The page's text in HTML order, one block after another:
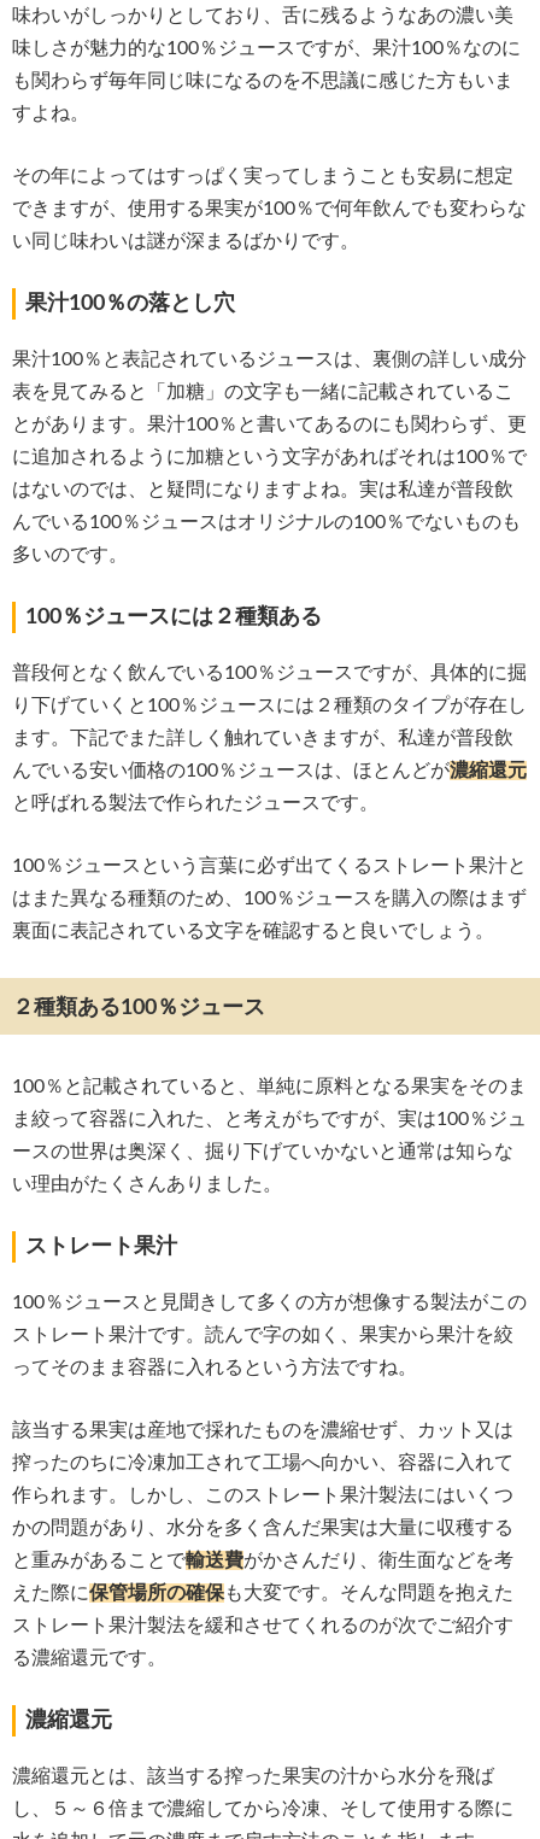
味わいがしっかりとしており、舌に残るようなあの濃い美
味しさが魅力的な100％ジュースですが、果汁100％なのに
も関わらず毎年同じ味になるのを不思議に感じた方もいま
すよね。
その年によってはすっぱく実ってしまうことも安易に想定
できますが、使用する果実が100％で何年飲んでも変わらな
い同じ味わいは謎が深まるばかりです。
果汁100％の落とし穴
果汁100％と表記されているジュースは、裏側の詳しい成分
表を見てみると「加糖」の文字も一緒に記載されているこ
とがあります。果汁100％と書いてあるのにも関わらず、更
に追加されるように加糖という文字があればそれは100％で
はないのでは、と疑問になりますよね。実は私達が普段飲
んでいる100％ジュースはオリジナルの100％でないものも
多いのです。
100％ジュースには２種類ある
普段何となく飲んでいる100％ジュースですが、具体的に掘
り下げていくと100％ジュースには２種類のタイプが存在し
ます。下記でまた詳しく触れていきますが、私達が普段飲
んでいる安い価格の100％ジュースは、ほとんどが濃縮還元
と呼ばれる製法で作られたジュースです。
100％ジュースという言葉に必ず出てくるストレート果汁と
はまた異なる種類のため、100％ジュースを購入の際はまず
裏面に表記されている文字を確認すると良いでしょう。
２種類ある100％ジュース
100％と記載されていると、単純に原料となる果実をそのま
ま絞って容器に入れた、と考えがちですが、実は100％ジュ
ースの世界は奥深く、掘り下げていかないと通常は知らな
い理由がたくさんありました。
ストレート果汁
100％ジュースと見聞きして多くの方が想像する製法がこの
ストレート果汁です。読んで字の如く、果実から果汁を絞
ってそのまま容器に入れるという方法ですね。
該当する果実は産地で採れたものを濃縮せず、カット又は
搾ったのちに冷凍加工されて工場へ向かい、容器に入れて
作られます。しかし、このストレート果汁製法にはいくつ
かの問題があり、水分を多く含んだ果実は大量に収穫する
と重みがあることで輸送費がかさんだり、衛生面などを考
えた際に保管場所の確保も大変です。そんな問題を抱えた
ストレート果汁製法を緩和させてくれるのが次でご紹介す
る濃縮還元です。
濃縮還元
濃縮還元とは、該当する搾った果実の汁から水分を飛ば
し、５～６倍まで濃縮してから冷凍、そして使用する際に